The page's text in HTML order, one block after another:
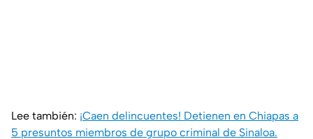
Lee también: ¡Caen delincuentes! Detienen en Chiapas a
5 presuntos miembros de grupo criminal de Sinaloa.